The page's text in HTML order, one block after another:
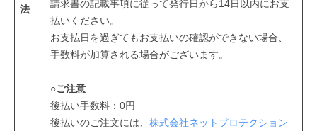
法
請求書の記載事項に従って発行日から14日以内にお支
払いください。
お支払日を過ぎてもお支払いの確認ができない場合、
手数料が加算される場合がございます。
○ご注意
後払い手数料：0円
後払いのご注文には、 株式会社ネットプロテクション